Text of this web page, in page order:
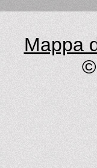
Mappa